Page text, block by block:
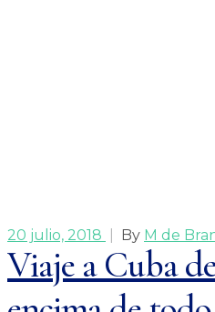
20 julio, 2018 By M de
Viaje a Cuba